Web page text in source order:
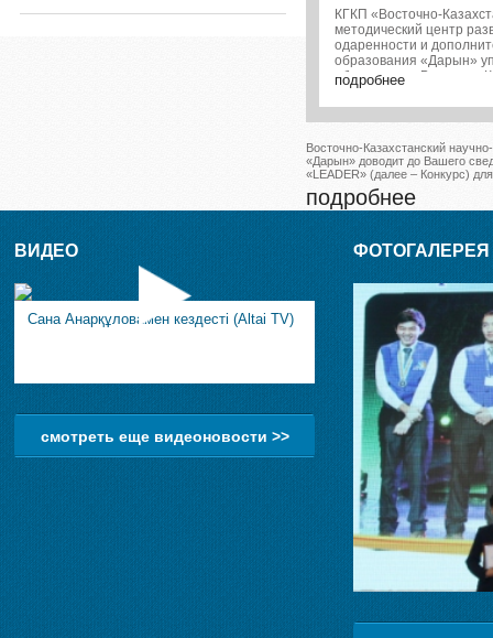
КГКП «Восточно-
методический центр
одаренности и
образования «Дарын»
образования Восточно-
области, г. Усть-
сообщает, что в период
24.08.2026 г.
возникновения
можете обратиться по
42-12, эл.
подробнее
Восточно-Казахстанский
«Дарын» доводит до Вашего
«LEADER» (далее – Конкурс)
подробнее
ВИДЕО
Сана Анарқұловамен кездесті (Altai TV)
смотреть еще видеоновости >>
ФОТОГАЛЕРЕЯ